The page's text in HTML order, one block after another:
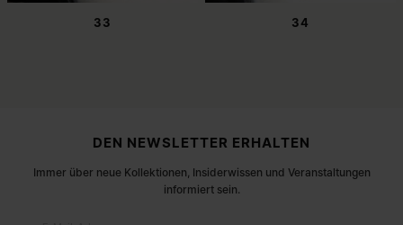
33 34
DEN NEWSLETTER ERHALTEN
Immer über neue Kollektionen, Insiderwissen und Veranstaltungen
informiert sein.